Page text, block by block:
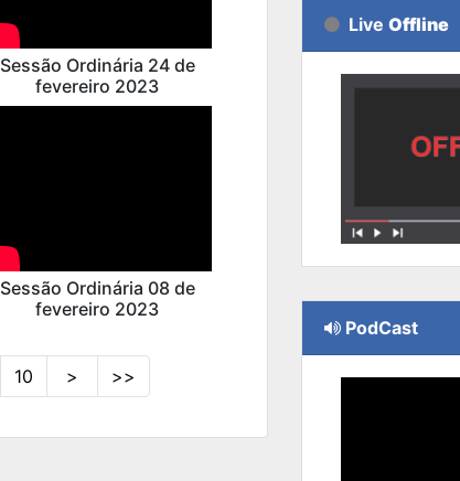
Sessão Ordinária 24 de
fevereiro 2023
Sessão Ordinária 08 de
fevereiro 2023
10 > >>
Live Offline
PodCast